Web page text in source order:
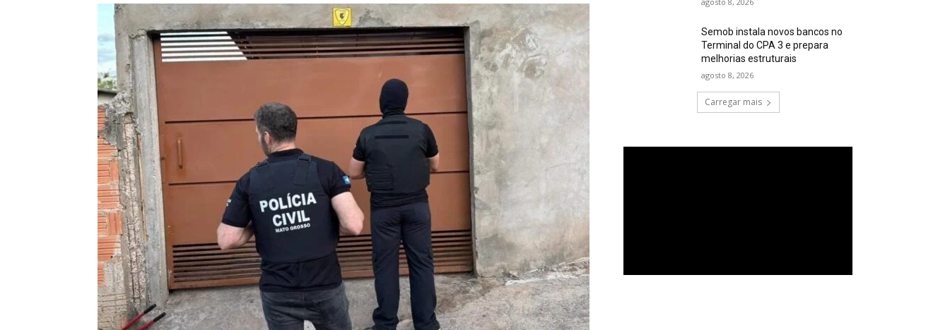
Semob instala novos bancos no
Terminal do CPA 3 e prepara
melhorias estruturais
agosto 8, 2026
Carregar mais